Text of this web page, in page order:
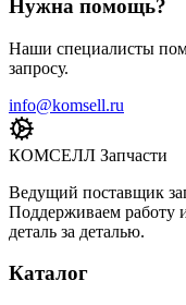
Нужна помощь?
Наши специалисты
запросу.
info@komsell.ru
КОМСЕЛЛ Запчасти
Ведущий поставщик
Поддерживаем работу
деталь за деталью.
Каталог